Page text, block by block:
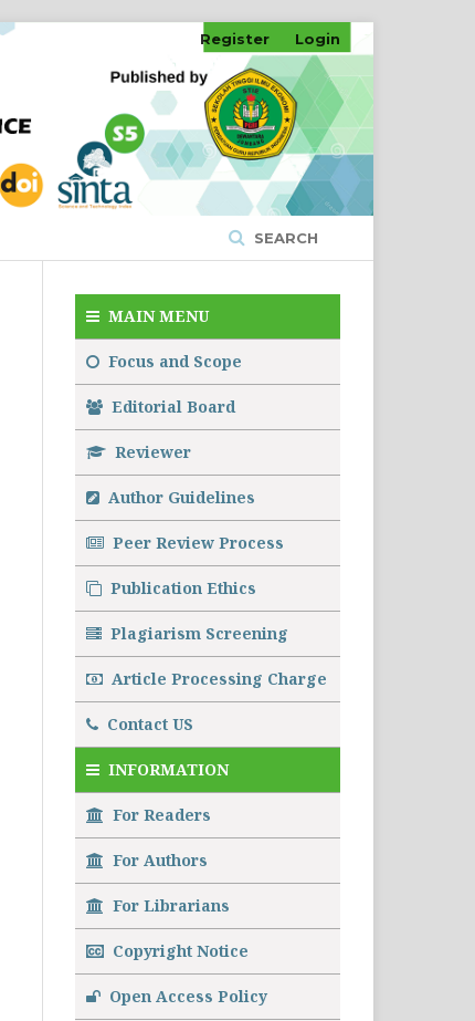
SEARCH
Register Login
MAIN MENU
Focus and Scope
Editorial Board
Reviewer
Author Guidelines
Peer Review Process
Publication Ethics
Plagiarism Screening
Article Processing Charge
Contact US
INFORMATION
For Readers
For Authors
For Librarians
Copyright Notice
Open Access Policy